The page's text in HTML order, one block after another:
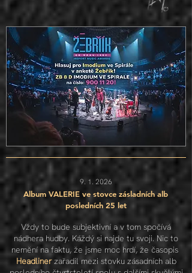
9. 1. 2026
Album VALERIE ve stovce zásladních alb
posledních 25 let
Vždy to bude subjektivní a v tom spočívá
nádhera hudby. Káždý si najde tu svoji. Nic to
nemění na faktu, že jsme moc hrdí, že časopis
Headlinerzařadil mezi stovku zásadních alb